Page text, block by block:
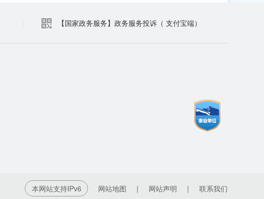
【国家政务服务】政务服务投诉（ 支付宝端）
本网站支持IPv6 网站地图 | 网站声明 | 联系我们